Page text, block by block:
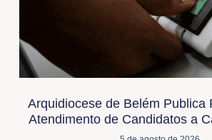
Arquidiocese de Belém Publica
Atendimento de Candidatos a